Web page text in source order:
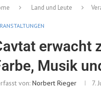
Land und Leute
erwacht
Musik
von: Norbert Rieger 7.